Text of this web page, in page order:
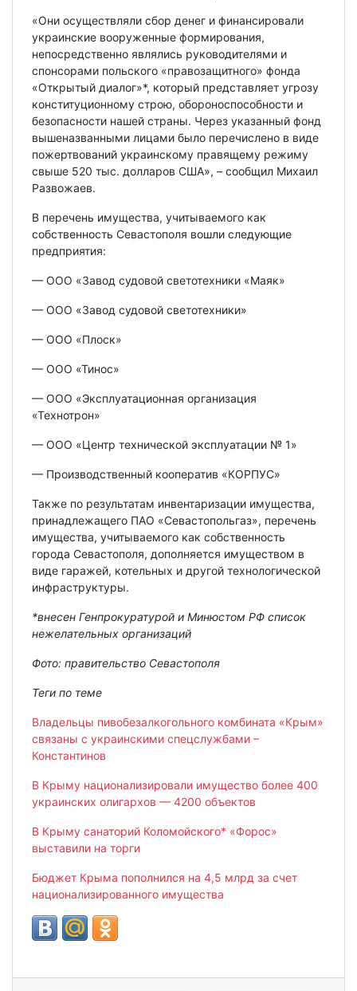
«Они осуществляли сбор денег и финансировали
украинские вооруженные формирования,
непосредственно являлись руководителями и
спонсорами польского «правозащитного» фонда
«Открытый диалог»*, который представляет угрозу
конституционному строю, обороноспособности и
безопасности нашей страны. Через указанный фонд
вышеназванными лицами было перечислено в виде
пожертвований украинскому правящему режиму
свыше 520 тыс. долларов США», – сообщил Михаил
Развожаев.
В перечень имущества, учитываемого как
собственность Севастополя вошли следующие
предприятия:
— ООО «Завод судовой светотехники «Маяк»
— ООО «Завод судовой светотехники»
— ООО «Плоск»
— ООО «Тинос»
— ООО «Эксплуатационная организация
«Технотрон»
— ООО «Центр технической эксплуатации № 1»
— Производственный кооператив «КОРПУС»
Также по результатам инвентаризации имущества,
принадлежащего ПАО «Севастопольгаз», перечень
имущества, учитываемого как собственность
города Севастополя, дополняется имуществом в
виде гаражей, котельных и другой технологической
инфраструктуры.
*внесен Генпрокуратурой и Минюстом РФ список
нежелательных организаций
Фото: правительство Севастополя
Теги по теме
Владельцы пивобезалкогольного комбината «Крым»
связаны с украинскими спецслужбами –
Константинов
В Крыму национализировали имущество более 400
украинских олигархов — 4200 объектов
В Крыму санаторий Коломойского* «Форос»
выставили на торги
Бюджет Крыма пополнился на 4,5 млрд за счет
национализированного имущества